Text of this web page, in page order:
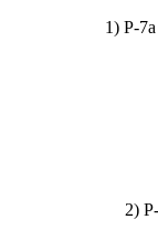
1) P-
2)